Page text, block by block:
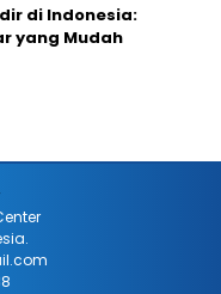
di Indonesia:
yang Mudah